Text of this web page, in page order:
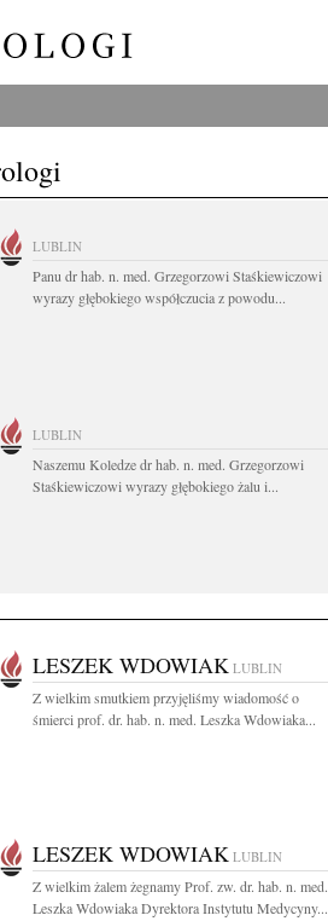
LUBLIN
Panu dr hab. n. med. Grzegorzowi Staśkiewiczowi
wyrazy głębokiego współczucia z powodu...
LUBLIN
Naszemu Koledze dr hab. n. med. Grzegorzowi
Staśkiewiczowi wyrazy głębokiego żalu i...
LESZEK WDOWIAK LUBLIN
Z wielkim smutkiem przyjęliśmy wiadomość o
śmierci prof. dr. hab. n. med. Leszka Wdowiaka...
LESZEK WDOWIAK LUBLIN
Z wielkim żalem żegnamy Prof. zw. dr. hab. n. med.
Leszka Wdowiaka Dyrektora Instytutu Medycyny...